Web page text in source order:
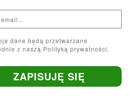
dane będą przetwarzane
zgodnie z naszą Polityką prywatności.
ZAPISUJĘ SIĘ